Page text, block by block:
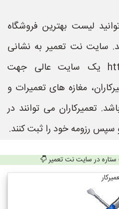
لیست بهترین فروشگاه
سایت نت تعمیر به نشانی
https://www.NetTamir.ir یک سایت عالی جهت
مغازه های تعمیرات و
می توانند در
رزومه خود را ثبت کنند.
در سایت نت تعمیر